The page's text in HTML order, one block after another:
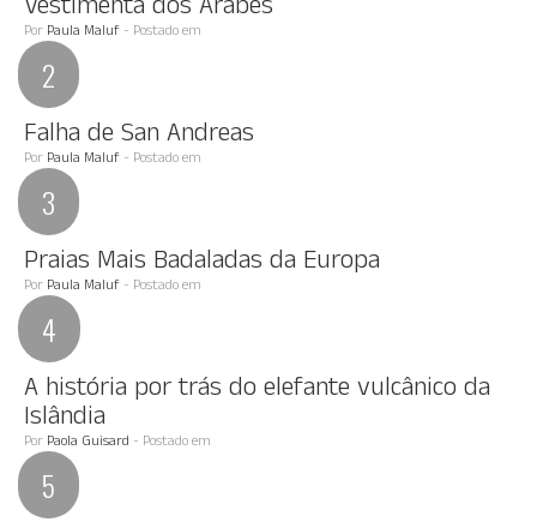
Vestimenta dos Arabes
Por Paula Maluf - Postado em
Falha de San Andreas
Por Paula Maluf - Postado em
Praias Mais Badaladas da Europa
Por Paula Maluf - Postado em
A história por trás do elefante vulcânico da
Islândia
Por Paola Guisard - Postado em